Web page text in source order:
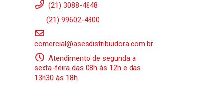
(21) 3088-4848
(21) 99602-4800
comercial@asesdistribuidora.com.br
Atendimento de segunda a
sexta-feira das 08h às 12h e das
13h30 às 18h